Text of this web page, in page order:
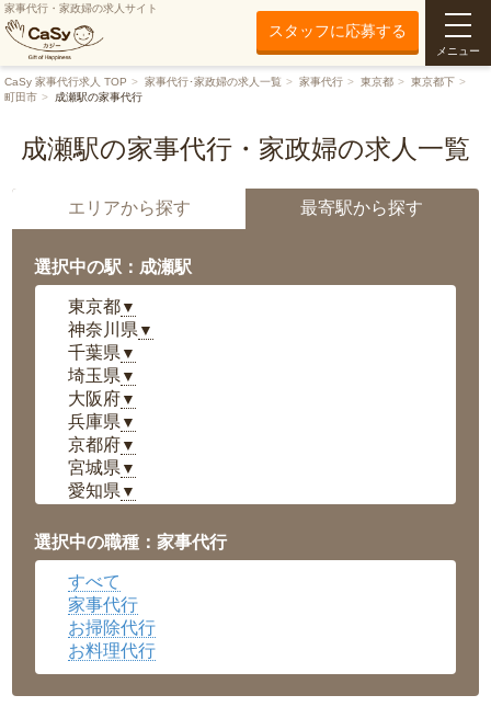
家事代行・家政婦の求人サイト
スタッフに応募する
メニュー
CaSy 家事代行求人 TOP 家事代行･家政婦の求人一覧 家事代行 東京都
東京都下
町田市
成瀬駅の家事代行
成瀬駅の家事代行・家政婦の求人一覧
エリアから探す 最寄駅から探す
選択中の駅：成瀬駅
東京都▼
神奈川県 ▼
千葉県 ▼
埼玉県 ▼
大阪府▼
兵庫県 ▼
京都府▼
宮城県 ▼
愛知県 ▼
岡山県▼
広島県▼
沖縄県
選択中の職種：家事代行
すべて
家事代行
お掃除代行
お料理代行